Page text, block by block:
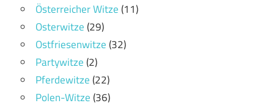
Österreicher Witze(11)
Osterwitze(29)
Ostfriesenwitze(32)
Partywitze(2)
Pferdewitze(22)
Polen-Witze(36)